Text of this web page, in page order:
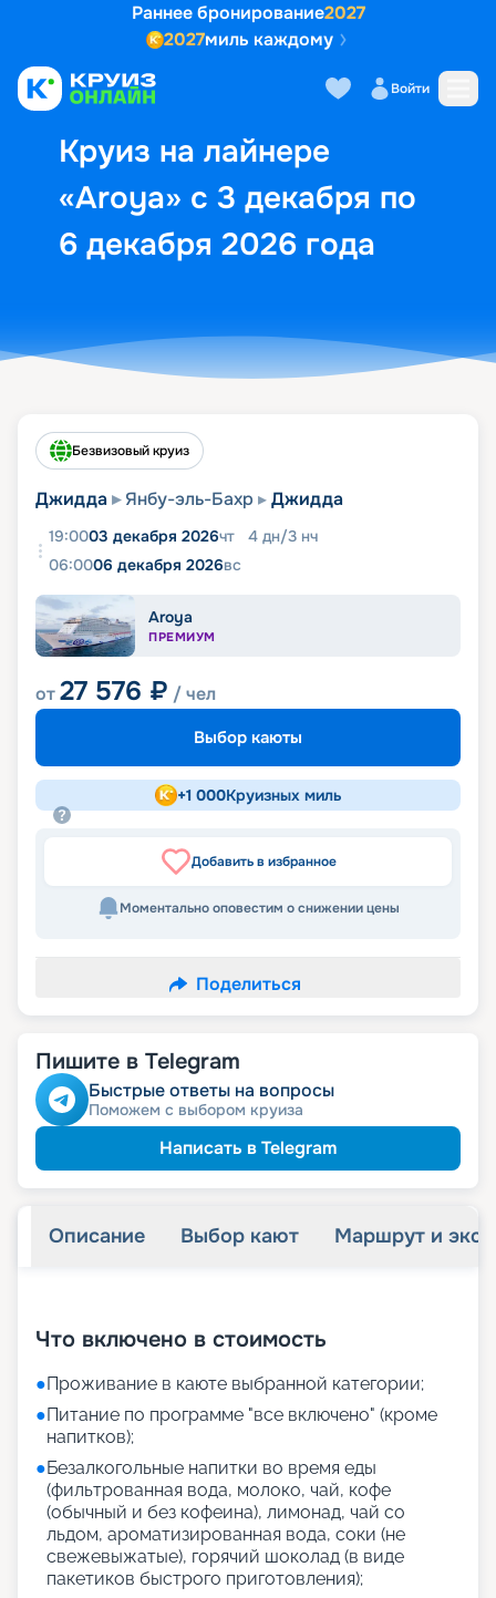
Раннее бронирование2027
2027миль каждому
Войти
Круиз на лайнере
«Aroya» с 3 декабря по
6 декабря 2026 года
Выбор кают Маршрут и
Безвизовый круиз
Джидда Янбу-эль-Бахр Джидда
19:0003 декабря 2026чт 4 дн/3 нч
06:0006 декабря 2026вс
Aroya
ПРЕМИУМ
от27 576 ₽ / чел
Выбор каюты
+1 000Круизных миль
Добавить в избранное
Моментально оповестим о снижении цены
Поделиться
Пишите в Telegram
Быстрые ответы на вопросы
Поможем с выбором круиза
Написать в Telegram
Описание Выбор кают Маршрут и
Что включено в стоимость
●Проживание в каюте выбранной категории;
●Питание по программе "все включено" (кроме
напитков);
●Безалкогольные напитки во время еды
(фильтрованная вода, молоко, чай, кофе
(обычный и без кофеина), лимонад, чай со
льдом, ароматизированная вода, соки (не
свежевыжатые), горячий шоколад (в виде
пакетиков быстрого приготовления);